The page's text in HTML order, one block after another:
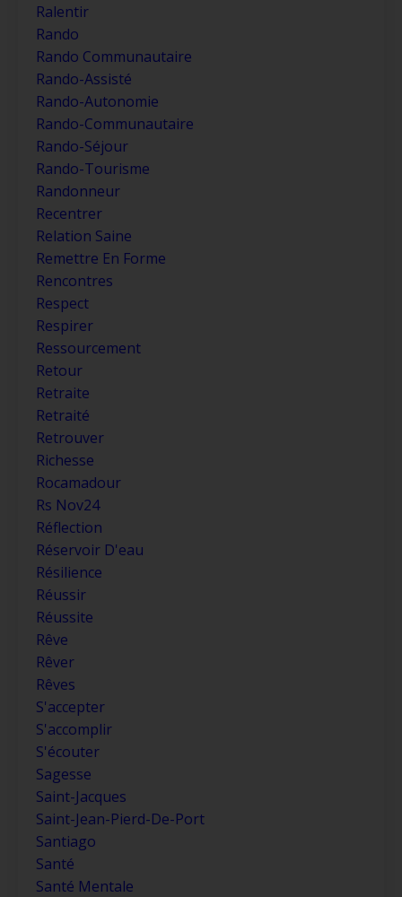
Ralentir
Rando
Rando Communautaire
Rando-Assisté
Rando-Autonomie
Rando-Communautaire
Rando-Séjour
Rando-Tourisme
Randonneur
Recentrer
Relation Saine
Remettre En Forme
Rencontres
Respect
Respirer
Ressourcement
Retour
Retraite
Retraité
Retrouver
Richesse
Rocamadour
Rs Nov24
Réflection
Réservoir D'eau
Résilience
Réussir
Réussite
Rêve
Rêver
Rêves
S'accepter
S'accomplir
S'écouter
Sagesse
Saint-Jacques
Saint-Jean-Pierd-De-Port
Santiago
Santé
Santé Mentale